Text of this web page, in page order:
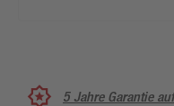
5 Jahre Garantie